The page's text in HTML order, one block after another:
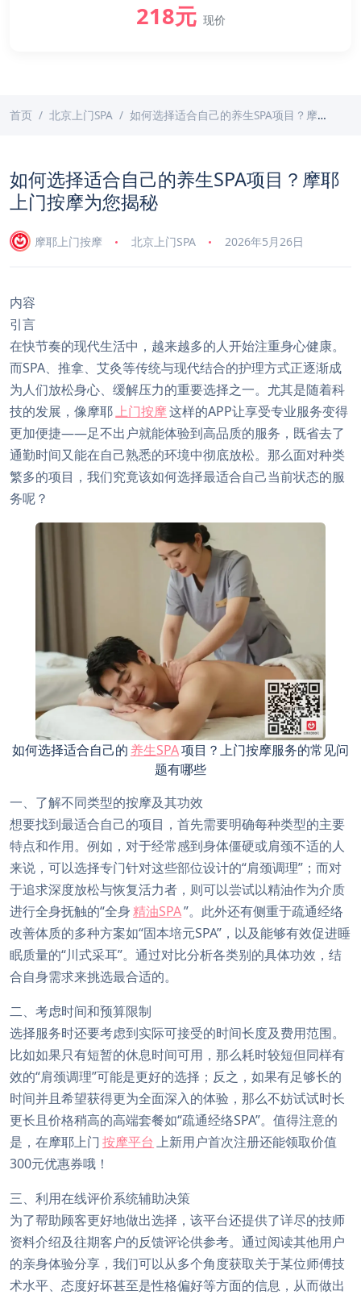
218元 现价
首页 北京上门SPA 如何选择适合自己的养生SPA项目？摩耶上门按摩为您揭秘
如何选择适合自己的养生SPA项目？摩耶
上门按摩为您揭秘
摩耶上门按摩 北京上门SPA 2026年5月26日
内容
引言
在快节奏的现代生活中，越来越多的人开始注重身心健康。
而SPA、推拿、艾灸等传统与现代结合的护理方式正逐渐成
为人们放松身心、缓解压力的重要选择之一。尤其是随着科
技的发展，像摩耶上门按摩这样的APP让享受专业服务变得
更加便捷——足不出户就能体验到高品质的服务，既省去了
通勤时间又能在自己熟悉的环境中彻底放松。那么面对种类
繁多的项目，我们究竟该如何选择最适合自己当前状态的服
务呢？
如何选择适合自己的 养生SPA项目？上门按摩服务的常见问
题有哪些
一、了解不同类型的按摩及其功效
想要找到最适合自己的项目，首先需要明确每种类型的主要
特点和作用。例如，对于经常感到身体僵硬或肩颈不适的人
来说，可以选择专门针对这些部位设计的“肩颈调理”；而对
于追求深度放松与恢复活力者，则可以尝试以精油作为介质
进行全身抚触的“全身精油SPA”。此外还有侧重于疏通经络
改善体质的多种方案如“固本培元SPA”，以及能够有效促进睡
眠质量的“川式采耳”。通过对比分析各类别的具体功效，结
合自身需求来挑选最合适的。
二、考虑时间和预算限制
选择服务时还要考虑到实际可接受的时间长度及费用范围。
比如如果只有短暂的休息时间可用，那么耗时较短但同样有
效的“肩颈调理”可能是更好的选择；反之，如果有足够长的
时间并且希望获得更为全面深入的体验，那么不妨试试时长
更长且价格稍高的高端套餐如“疏通经络SPA”。值得注意的
是，在摩耶上门 按摩平台 上新用户首次注册还能领取价值
300元优惠券哦！
三、利用在线评价系统辅助决策
为了帮助顾客更好地做出选择，该平台还提供了详尽的技师
资料介绍及往期客户的反馈评论供参考。通过阅读其他用户
的亲身体验分享，我们可以从多个角度获取关于某位师傅技
术水平、态度好坏甚至是性格偏好等方面的信息，从而做出